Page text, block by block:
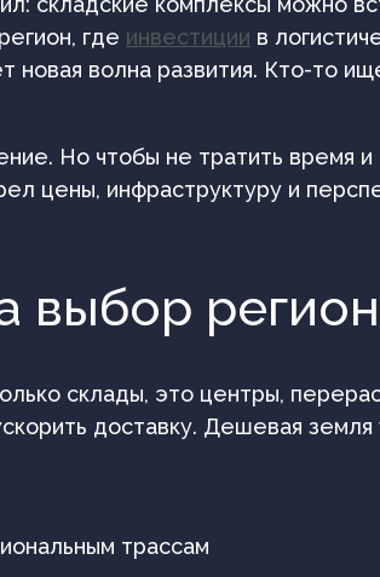
где инвестиции в
новая волна развития. Кто-то
Но чтобы не тратить время и
цены, инфраструктуру и
выбор
склады, это центры,
доставку. Дешевая
трассам